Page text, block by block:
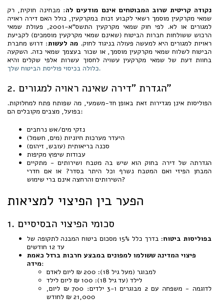
נקודה קריטית שרוב המבוטחים אינם מודעים לה: מבחינה חוקית, רק
שמאי מקרקעין מוסמך רשאי לקבוע זכות במקרקעין, כולל האם דירה ראויה
למגורים או לא. לפי חוק שמאי מקרקעין התשס"א-2001, פעולת שמאי
הרכוש ששולחות חברות הביטוח (שאינם שמאי מקרקעין מוסמכים) לקביעת
ראויות למגורים היא למעשה פעולה בניגוד לחוק. מה לעשות: דרוש מחברת
הביטוח לשלוח שמאי מקרקעין מוסמך, או שכור בעצמך שמאי כזה. השקעה
בחוות דעת של שמאי מקרקעין עשויה לחסוך עשרות אלפי שקלים והיא
כלולה בכיסוי פוליסת הביטוח שלך.
2. הגדרת "דירה שאינה ראויה למגורים"
הפוליסות אינן מגדירות זאת באופן חד-משמעי, מה שפותח פתח למחלוקות.
בפועל, מצבים מקובלים הם:
נזקי מים/אש נרחבים
היעדר מערכות חיוניות (מים, חשמל)
סכנה בריאותית (עובש, זיהום)
עבודות שיפוץ מקיפות
הגדרתה של דירה בחוק הוא שיש בה מטבח ושירותים - מתקיים
המבחן הפיזי ואם המטבח נשרף וכל היתר בסדר? או אם חדרי
השירותים והרחצה אינם ברי שימוש?
הפער בין הפיצוי למציאות
1. סכומי הפיצוי הבסיסיים
בפוליסות ביטוח
: בדרך כלל 15% מסכום ביטוח המבנה לתקופה של
עד 12 חודשים
פיצוי המדינה ששולמו למפונים במבצע חרבות ברזל כאמת
מידה:
למבוגר (מעל גיל 18): 200 ₪ ליום לאדם
לילד (עד גיל 18): 100 ₪ ליום לילד
לדוגמה - משפחה עם 2 מבוגרים ו-3 ילדים: 700 ₪ ליום,
21,000 ₪ לחודש